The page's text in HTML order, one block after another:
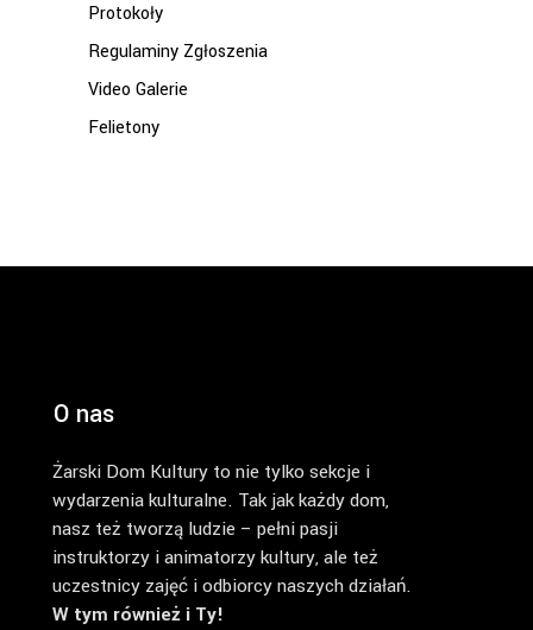
Protokoły
Regulaminy Zgłoszenia
Video Galerie
Felietony
O nas
Żarski Dom Kultury to nie tylko sekcje i
wydarzenia kulturalne. Tak jak każdy dom,
nasz też tworzą ludzie – pełni pasji
instruktorzy i animatorzy kultury, ale też
uczestnicy zajęć i odbiorcy naszych działań.
W tym również i Ty!